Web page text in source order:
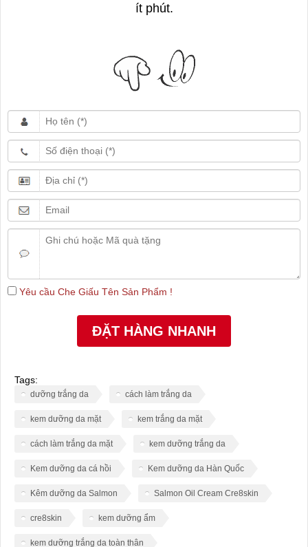
ít phút.
Yêu cầu Che Giấu Tên Sản Phẩm !
Tags:
dưỡng trắng da cách làm trắng da
kem dưỡng da mặt kem trắng da mặt
cách làm trắng da mặt kem dưỡng trắng da
Kem dưỡng da cá hồi Kem dưỡng da Hàn Quốc
Kêm dưỡng da Salmon Salmon Oil Cream Cre8skin
cre8skin kem dưỡng ẩm
kem dưỡng trắng da toàn thân